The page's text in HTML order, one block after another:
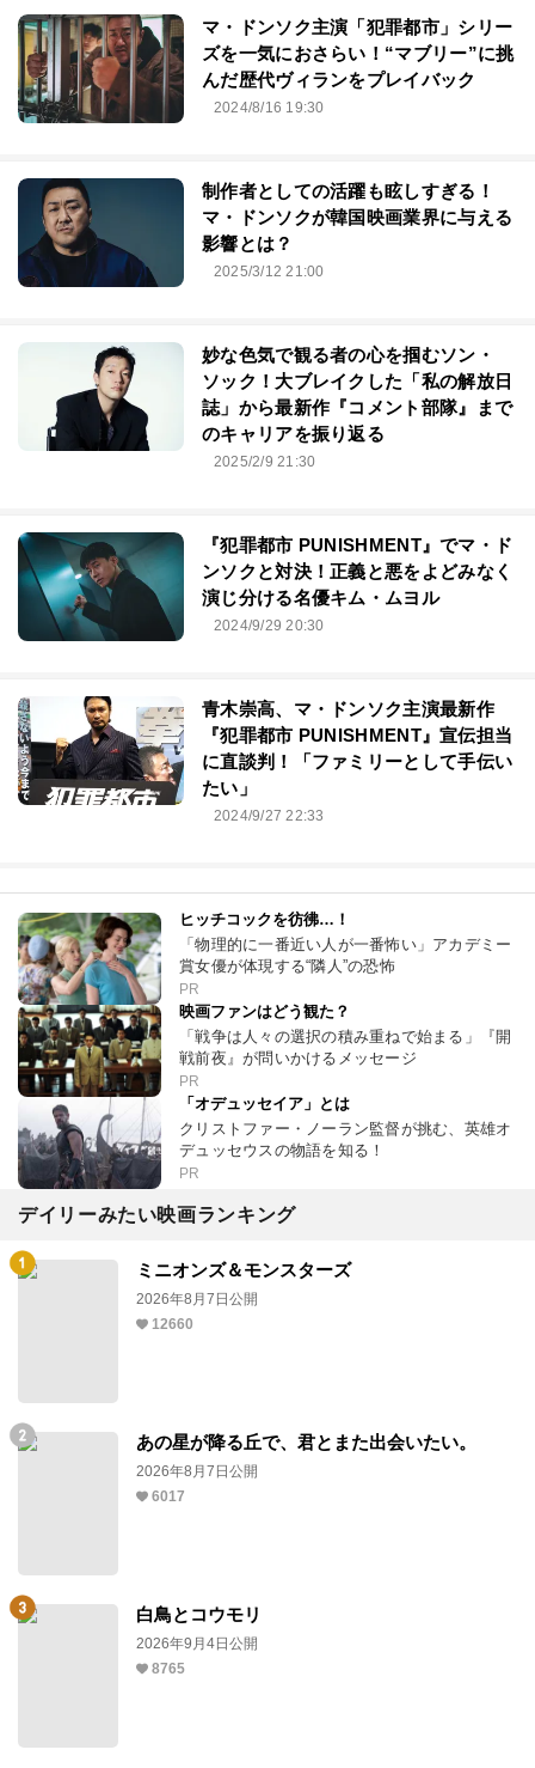
マ・ドンソク主演「犯罪都市」シリー
ズを一気におさらい！“マブリー”に挑
んだ歴代ヴィランをプレイバック
2024/8/16 19:30
制作者としての活躍も眩しすぎる！
マ・ドンソクが韓国映画業界に与える
影響とは？
2025/3/12 21:00
妙な色気で観る者の心を掴むソン・
ソック！大ブレイクした「私の解放日
誌」から最新作『コメント部隊』まで
のキャリアを振り返る
2025/2/9 21:30
『犯罪都市 PUNISHMENT』でマ・ド
ンソクと対決！正義と悪をよどみなく
演じ分ける名優キム・ムヨル
2024/9/29 20:30
青木崇高、マ・ドンソク主演最新作
『犯罪都市 PUNISHMENT』宣伝担当
に直談判！「ファミリーとして手伝い
たい」
2024/9/27 22:33
ヒッチコックを彷彿…！
「物理的に一番近い人が一番怖い」アカデミー
賞女優が体現する“隣人”の恐怖
PR
映画ファンはどう観た？
「戦争は人々の選択の積み重ねで始まる」『開
戦前夜』が問いかけるメッセージ
PR
「オデュッセイア」とは
クリストファー・ノーラン監督が挑む、英雄オ
デュッセウスの物語を知る！
PR
デイリーみたい映画ランキング
ミニオンズ＆モンスターズ
2026年8月7日公開
12660
あの星が降る丘で、君とまた出会いたい。
2026年8月7日公開
6017
白鳥とコウモリ
2026年9月4日公開
8765